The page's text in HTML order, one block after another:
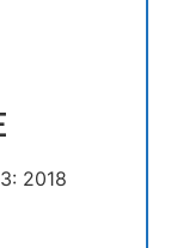
2018